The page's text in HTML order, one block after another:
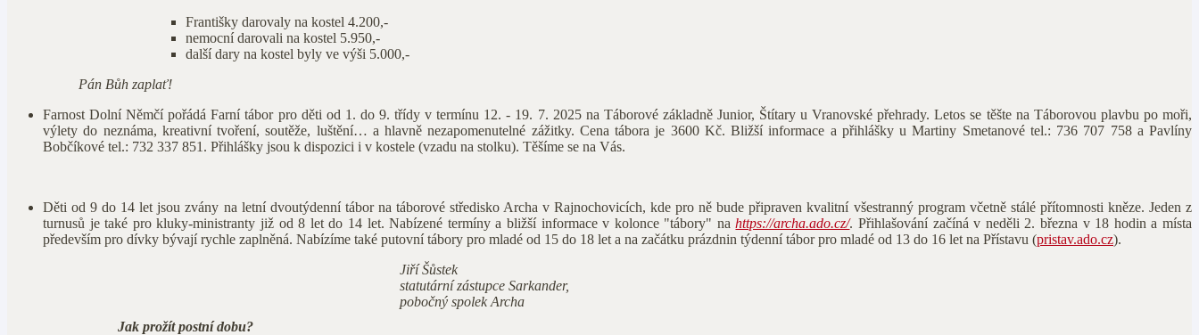
Františky darovaly na kostel 4.200,-
nemocní darovali na kostel 5.950,-
další dary na kostel byly ve výši 5.000,-
Pán Bůh zaplať!
Farnost Dolní Němčí pořádá Farní tábor pro děti od 1. do 9. třídy v termínu 12. - 19. 7. 2025 na Táborové základně Junior, Štítary u Vranovské přehrady. Letos se těšte na Táborovou plavbu po moři,
výlety do neznáma, kreativní tvoření, soutěže, luštění… a hlavně nezapomenutelné zážitky. Cena tábora je 3600 Kč. Bližší informace a přihlášky u Martiny Smetanové tel.: 736 707 758 a Pavlíny
Bobčíkové tel.: 732 337 851. Přihlášky jsou k dispozici i v kostele (vzadu na stolku). Těšíme se na Vás.
Děti od 9 do 14 let jsou zvány na letní dvoutýdenní tábor na táborové středisko Archa v Rajnochovicích, kde pro ně bude připraven kvalitní všestranný program včetně stálé přítomnosti kněze. Jeden z
turnusů je také pro kluky-ministranty již od 8 let do 14 let. Nabízené termíny a bližší informace v kolonce "tábory" nahttps://archa.ado.cz/. Přihlašování začíná v neděli 2. března v 18 hodin a místa
především pro dívky bývají rychle zaplněná. Nabízíme také putovní tábory pro mladé od 15 do 18 let a na začátku prázdnin týdenní tábor pro mladé od 13 do 16 let na Přístavu (pristav.ado.cz).
Jiří Šůstek
statutární zástupce Sarkander,
pobočný spolek Archa
Jak prožít postní dobu?